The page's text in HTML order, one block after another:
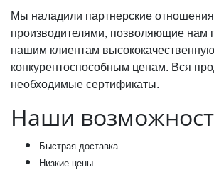
Мы наладили партнерские
производителями, позволяющие нам
нашим клиентам
конкурентоспособным ценам. Вся
необходимые сертификаты.
Наши
Быстрая доставка
Низкие цены